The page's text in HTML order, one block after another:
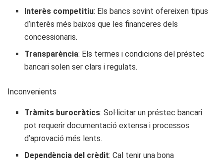
Interès competitiu: Els bancs sovint ofereixen tipus
d’interès més baixos que les financeres dels
concessionaris.
Transparència: Els termes i condicions del préstec
bancari solen ser clars i regulats.
Inconvenients
Tràmits burocràtics: Sol·licitar un préstec bancari
pot requerir documentació extensa i processos
d’aprovació més lents.
Dependència del crèdit: Cal tenir una bona